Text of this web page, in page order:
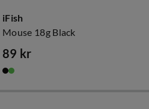
iFish
Mouse 18g Black
price
89 kr